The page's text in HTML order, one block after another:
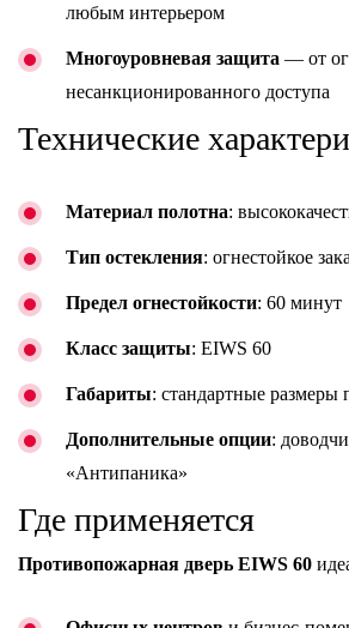
любым интерьером
Многоуровневая защита — от
несанкционированного доступа
Технические
Материал полотна:
Тип остекления: огнестойкое
Предел огнестойкости: 60 минут
Класс защиты: EIWS 60
Габариты: стандартные размеры
Дополнительные опции:
«Антипаника»
Где применяется
Противопожарная дверь EIWS 60